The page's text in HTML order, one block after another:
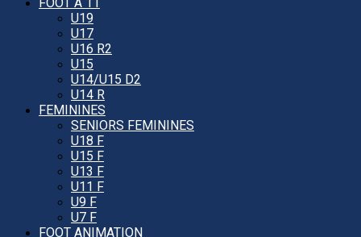
U19
U17
U16 R2
U15
U14/U15 D2
U14 R
FEMININES
SENIORS FEMININES
U18 F
U15 F
U13 F
U11 F
U9 F
U7 F
FOOT ANIMATION